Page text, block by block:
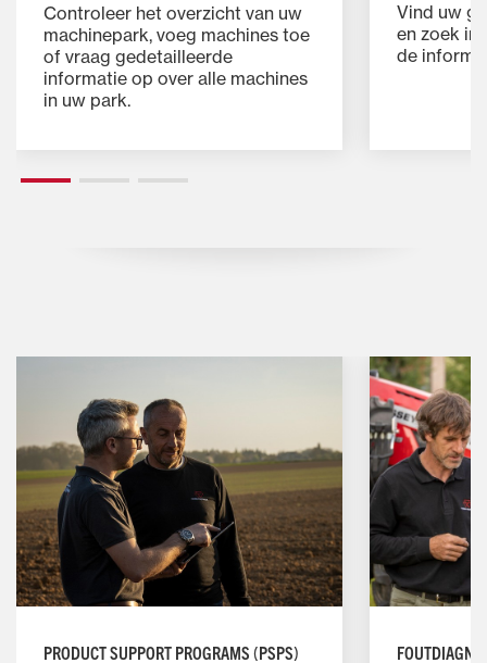
Controleer het overzicht van uw
machinepark, voeg machines toe
of vraag gedetailleerde
informatie op over alle machines
in uw park.
Vind uw
en zoek in
de
PRODUCT SUPPORT PROGRAMS (PSPS)